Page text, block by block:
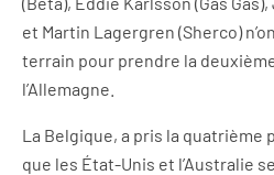
et Martin Lagergren (Sherco)
terrain pour prendre la
l’Allemagne.
La Belgique, a pris la quatrième
que les État-Unis et l’Australie